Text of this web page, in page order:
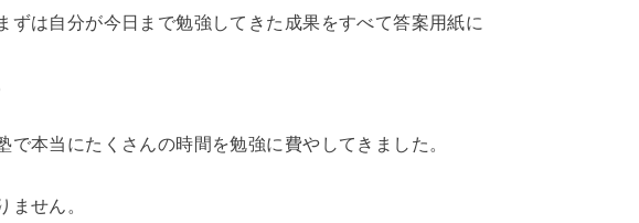
ずは自分が今日まで勉強してきた成果をすべて答案用紙に
で本当にたくさんの時間を勉強に費やしてきました。
ません。